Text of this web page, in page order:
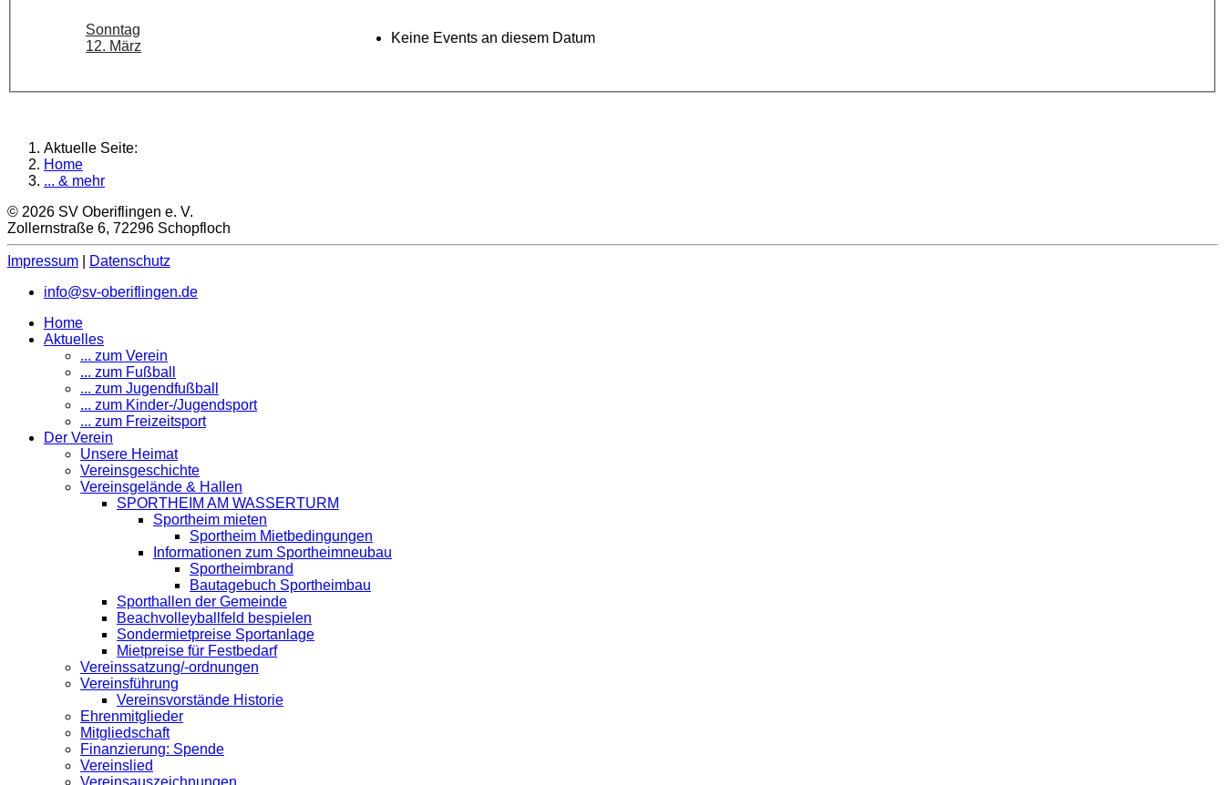
Sonntag
12. März
Keine Events an diesem Datum
Aktuelle Seite:
Home
... & mehr
© 2026 SV Oberiflingen e. V.
Zollernstraße 6, 72296 Schopfloch
Impressum
Datenschutz
info@sv-oberiflingen.de
Home
Aktuelles
... zum Verein
... zum Fußball
... zum Jugendfußball
... zum Kinder-/Jugendsport
... zum Freizeitsport
Der Verein
Unsere Heimat
Vereinsgeschichte
Vereinsgelände & Hallen
SPORTHEIM AM WASSERTURM
Sportheim mieten
Sportheim Mietbedingungen
Informationen zum Sportheimneubau
Sportheimbrand
Bautagebuch Sportheimbau
Sporthallen der Gemeinde
Beachvolleyballfeld bespielen
Sondermietpreise Sportanlage
Mietpreise für Festbedarf
Vereinssatzung/-ordnungen
Vereinsführung
Vereinsvorstände Historie
Ehrenmitglieder
Mitgliedschaft
Finanzierung: Spende
Vereinslied
Vereinsauszeichnungen